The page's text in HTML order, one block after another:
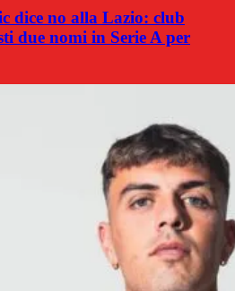
dice no alla Lazio: club
due nomi in Serie A per